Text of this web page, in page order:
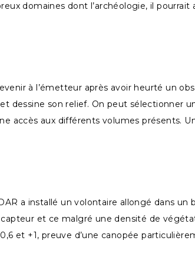
domaines dont l’archéologie, il pourrait
à l’émetteur après avoir heurté un
dessine son relief. On peut sélectionner
accès aux différents volumes présents.
a installé un volontaire allongé dans un
et ce malgré une densité de
et +1, preuve d’une canopée